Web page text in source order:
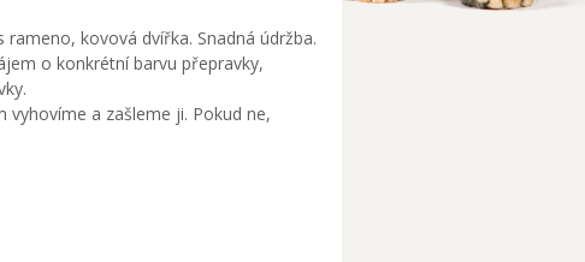
kovová dvířka. Snadná údržba.
o konkrétní barvu přepravky,
vyhovíme a zašleme ji. Pokud ne,